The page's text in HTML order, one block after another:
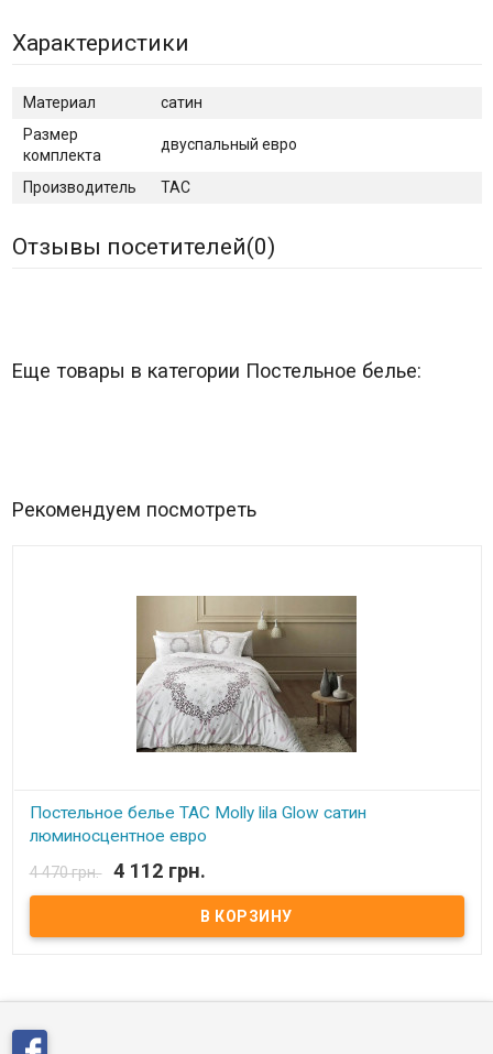
Характеристики
Материал
сатин
Размер
комплекта
двуспальный евро
Производитель TAC
Отзывы посетителей(0)
Еще товары в категории Постельное белье:
Рекомендуем посмотреть
Постельное белье TAC Molly lila Glow сатин
люминосцентное евро
В наличии
Постельное белье TAC Carly vizon сатин жаккард евро
Наволочка: 50х70 см - 4 шт. Пододеяльник: 200x220 см - 1 шт.
Простыня: 240х260 см - 1 шт. Состав: жаккард, 100% хлопок​
4 470 грн. 4 112 грн.